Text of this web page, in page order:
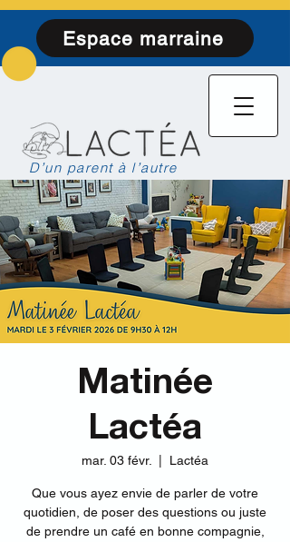
D’un parent à l’autre
Espace marraine
Matinée
Lactéa
mar. 03 févr. Lactéa
Que vous ayez envie de parler de votre
quotidien, de poser des questions ou juste
de prendre un café en bonne compagnie,